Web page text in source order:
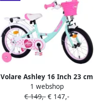
Volare Ashley 16 Inch 23 cm
Meisjes Terugtraprem
Mintgroen Wit
1 webshop
€ 149,- € 147,-